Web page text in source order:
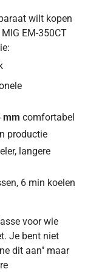
wilt kopen
EM-350CT
mm comfortabel
productie
langere
6 min koelen
voor wie
Je bent niet
dit aan" maar